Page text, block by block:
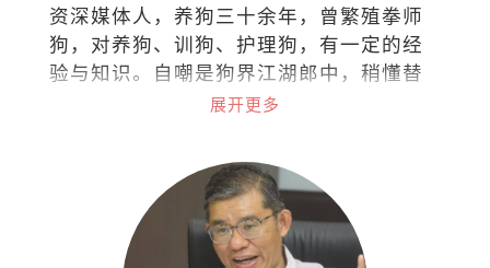
资深媒体人，养狗三十余年，曾繁殖拳师
狗，对养狗、训狗、护理狗，有一定的经
验与知识。自嘲是狗界江湖郎中，稍懂替
狗探脉与接生，小病可给参考意见，大病
展开更多